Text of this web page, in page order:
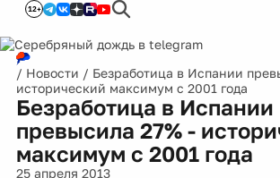
12+
/ Новости / Безработица в Испании
исторический максимум с 2001 года
Безработица в Испании
превысила 27% -
максимум с 2001 года
25 апреля 2013